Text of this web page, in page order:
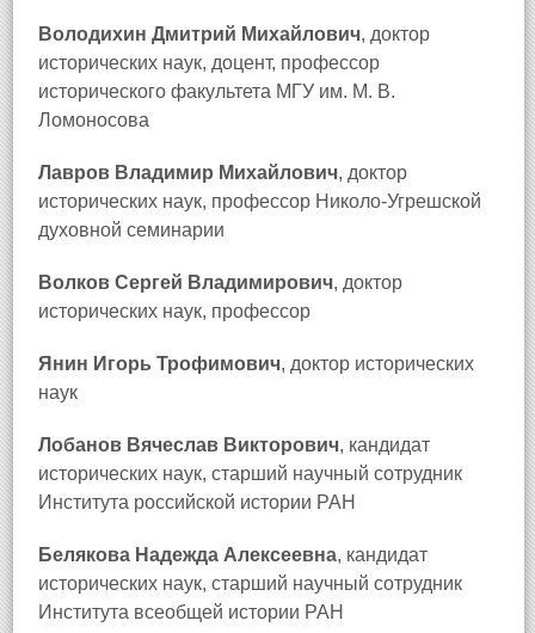
Володихин Дмитрий Михайлович, доктор
исторических наук, доцент, профессор
исторического факультета МГУ им. М. В.
Ломоносова
Лавров Владимир Михайлович, доктор
исторических наук, профессор Николо-Угрешской
духовной семинарии
Волков Сергей Владимирович, доктор
исторических наук, профессор
Янин Игорь Трофимович, доктор исторических
наук
Лобанов Вячеслав Викторович, кандидат
исторических наук, старший научный сотрудник
Института российской истории РАН
Белякова Надежда Алексеевна, кандидат
исторических наук, старший научный сотрудник
Института всеобщей истории РАН